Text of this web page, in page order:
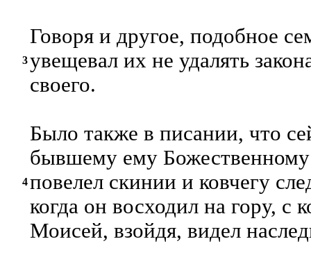
3
Говоря и другое, подобное
увещевал их не удалять
своего.
4
Было также в писании, что
бывшему ему
повелел скинии и ковчегу
когда он восходил на гору, с
Моисей, взойдя, видел